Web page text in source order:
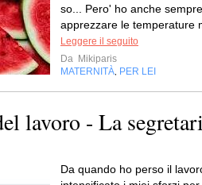
so... Pero' ho anche
apprezzare le temperature
Leggere il seguito
Da Mikiparis
MATERNITÀ PER LEI
lavoro - La
Da quando ho perso il